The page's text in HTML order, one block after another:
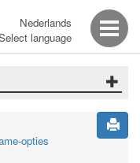
Nederlands
language
opties